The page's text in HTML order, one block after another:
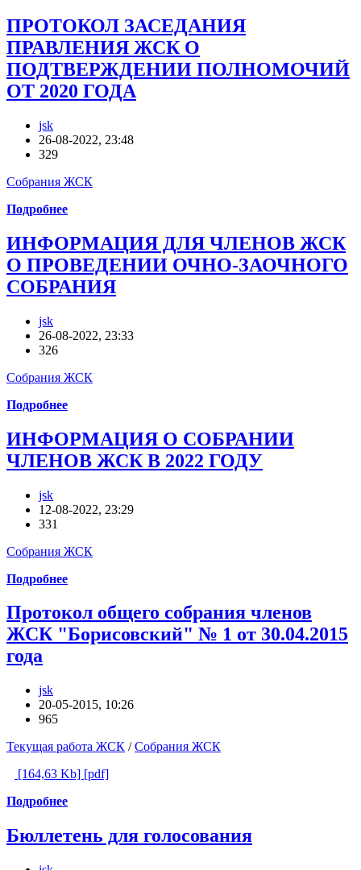
ПРОТОКОЛ ЗАСЕДАНИЯ
ПРАВЛЕНИЯ ЖСК О
ПОДТВЕРЖДЕНИИ ПОЛНОМОЧИЙ
ОТ 2020 ГОДА
jsk
26-08-2022, 23:48
329
Собрания ЖСК
Подробнее
ИНФОРМАЦИЯ ДЛЯ ЧЛЕНОВ ЖСК
О ПРОВЕДЕНИИ ОЧНО-ЗАОЧНОГО
СОБРАНИЯ
jsk
26-08-2022, 23:33
326
Собрания ЖСК
Подробнее
ИНФОРМАЦИЯ О СОБРАНИИ
ЧЛЕНОВ ЖСК В 2022 ГОДУ
jsk
12-08-2022, 23:29
331
Собрания ЖСК
Подробнее
Протокол общего собрания членов
ЖСК "Борисовский" № 1 от 30.04.2015
года
jsk
20-05-2015, 10:26
965
Текущая работа ЖСК /Собрания ЖСК
[164,63 Kb] [pdf]
Подробнее
Бюллетень для голосования